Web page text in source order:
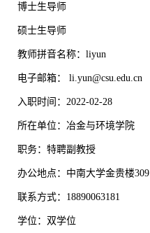
博士生导师
硕士生导师
教师拼音名称：liyun
电子邮箱： li.yun@csu.edu.cn
入职时间：2022-02-28
所在单位：冶金与环境学院
职务：特聘副教授
办公地点：中南大学金贵楼309
联系方式：18890063181
学位：双学位